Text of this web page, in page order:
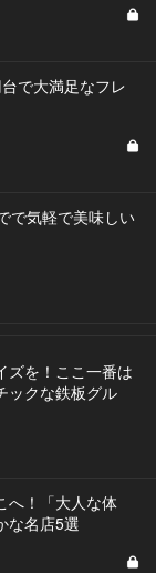
で大満足なフレ
で気軽で美味しい
ズを！ここ一番は
ックな鉄板グル
へ！「大人な体
な名店5選